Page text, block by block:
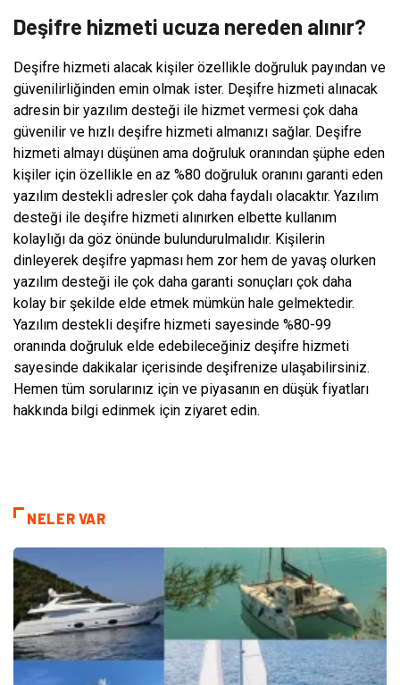
Deşifre hizmeti ucuza nereden alınır?
Deşifre hizmeti alacak kişiler özellikle doğruluk payından ve
güvenilirliğinden emin olmak ister. Deşifre hizmeti alınacak
adresin bir yazılım desteği ile hizmet vermesi çok daha
güvenilir ve hızlı deşifre hizmeti almanızı sağlar. Deşifre
hizmeti almayı düşünen ama doğruluk oranından şüphe eden
kişiler için özellikle en az %80 doğruluk oranını garanti eden
yazılım destekli adresler çok daha faydalı olacaktır. Yazılım
desteği ile deşifre hizmeti alınırken elbette kullanım
kolaylığı da göz önünde bulundurulmalıdır. Kişilerin
dinleyerek deşifre yapması hem zor hem de yavaş olurken
yazılım desteği ile çok daha garanti sonuçları çok daha
kolay bir şekilde elde etmek mümkün hale gelmektedir.
Yazılım destekli deşifre hizmeti sayesinde %80-99
oranında doğruluk elde edebileceğiniz deşifre hizmeti
sayesinde dakikalar içerisinde deşifrenize ulaşabilirsiniz.
Hemen tüm sorularınız için ve piyasanın en düşük fiyatları
hakkında bilgi edinmek için ziyaret edin.
NELER VAR